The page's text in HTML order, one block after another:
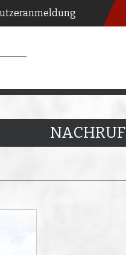
NACHRUF